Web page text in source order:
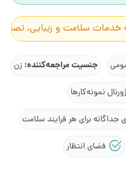
خدمات سلامت و زیبایی،
جنسیت مراجعه‌کننده:زن
ژورنال نمونه‌کارها
جداگانه برای هر فرایند سلامت
فضای انتظار